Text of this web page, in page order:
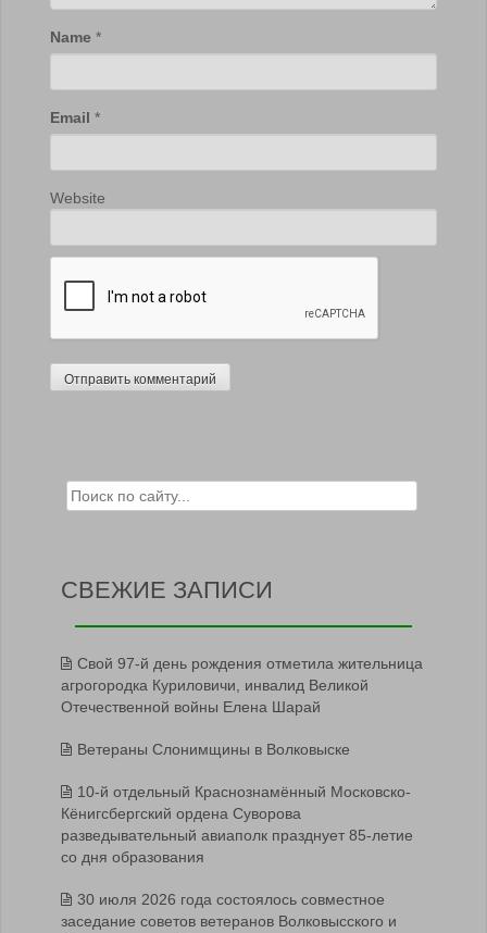
Name *
Email *
Website
Search for:
СВЕЖИЕ ЗАПИСИ
Свой 97-й день рождения отметила жительница
агрогородка Куриловичи, инвалид Великой
Отечественной войны Елена Шарай
Ветераны Слонимщины в Волковыске
10-й отдельный Краснознамённый Московско-
Кёнигсбергский ордена Суворова
разведывательный авиаполк празднует 85-летие
со дня образования
30 июля 2026 года состоялось совместное
заседание советов ветеранов Волковысского и